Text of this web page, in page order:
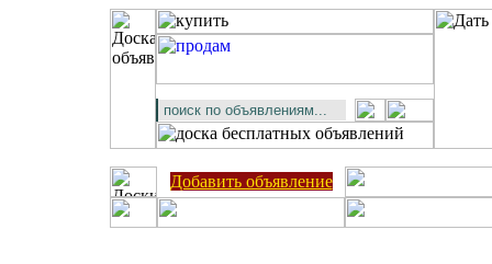
Добавить объявление